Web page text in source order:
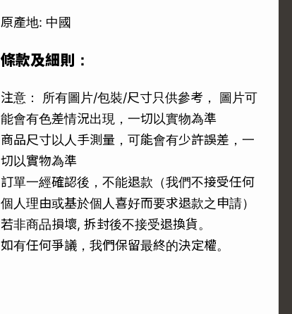
原產地: 中國
條款及細則：
注意： 所有圖片/包裝/尺寸只供參考， 圖片可
能會有色差情況出現，一切以實物為準
商品尺寸以人手測量，可能會有少許誤差，一
切以實物為準
訂單一經確認後，不能退款（我們不接受任何
個人理由或基於個人喜好而要求退款之申請）
若非商品損壞, 拆封後不接受退換貨。
如有任何爭議，我們保留最終的決定權。